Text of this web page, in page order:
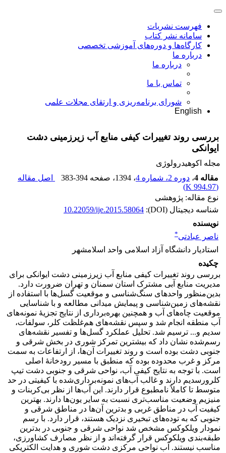
فهرست نشریات
سامانه نشر کتاب
کارگاه‌ها و دوره‌های آموزشی تخصصی
درباره ما
درباره ما
تماس با ما
شورای برنامه‌ریزی و ارتقای مجلات علمی
English
بررسی روند تغییرات کیفی منابع آب زیر‌زمینی دشت
ایوانکی
مجله اکوهیدرولوژی
مقاله 4
، دوره 2، شماره 4 ، 1394 ، صفحه 383-394
اصل مقاله
(
994.97 K
)
نوع مقاله: پژوهشی
شناسه دیجیتال (DOI):
10.22059/ije.2015.58064
نویسنده
ناصر عبادتی*
استاد‌یار دانشگاه آزاد اسلامی واحد اسلامشهر
چکیده
بررسی روند تغییرات کیفی منابع آب زیر‌زمینی دشت ایوانکی برای
مدیریت منابع آبی مشترک استان سمنان و تهران ضرورت دارد.
بدین‌منظور واحدهای سنگ‌شناسی و موقعیت گسل‌ها با استفاده از
نقشه‌های زمین‌شناسی و پیمایش میدانی مطالعه و با شناسایی
موقعیت چاه‌های آب و همچنین بهره‌برداری از نتایج تجزیۀ نمونه‌های
آب منطقه انجام شد و سپس نقشه‌های هم‌غلظت کلر، سولفات،
سدیم و... ترسیم شد. تحلیل عملکرد گسل‌ها و تفسیر نقشه‌های
رسم‌شده نشان داد که بیشترین تمرکز شوری در بخش شرقی و
جنوبی دشت بوده است و روند تغییرات آن‌ها، از ارتفاعات به سمت
مرکز و غرب محدوده بوده که منطبق با مسیر رودخانۀ اصلی
است. با توجه به نتایج کیفی آب، نواحی شرقی و جنوبی دشت تیپ
کلرورسدیم دارند و غالب آب‌های نمونه‌برداری‌شده با کیفیتی در حد
متوسط تا کاملاً نامطبوع قرار دارند. این آب‌ها از نظر بی‌کربنات و
منیزیم وضعیت مناسب‌تری ‌نسبت به سایر یون‌ها دار‌ند. بهترین
کیفیت آب در مناطق غربی و بدترین آن‌ها در مناطق شرقی و
جنوبی که به توده‌های تبخیری نزدیک هستند، قرار دارد. با رسم
نمودار ویلکوکس مشخص شد نواحی شرقی و جنوبی در بدترین
طبقه‌بندی ویلکوکس قرار گرفته‌اند و از نظر مصارف کشاورزی،
مناسب نیستند. آب نواحی مرکزی دشت شوری و هدایت الکتریکی